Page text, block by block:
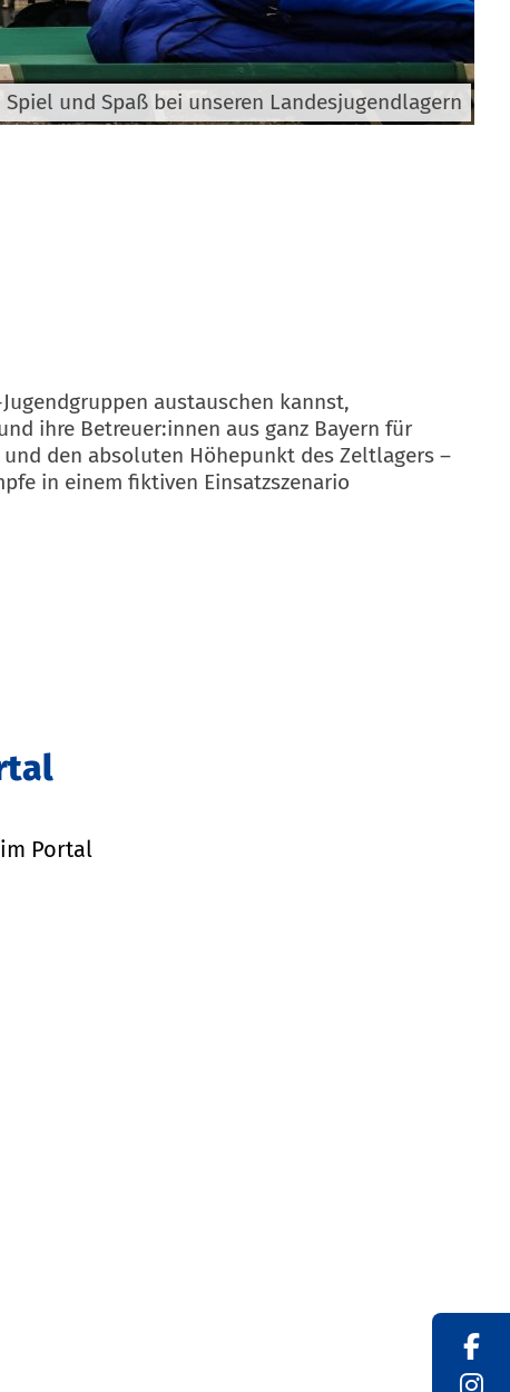
Spiel und Spaß bei unseren Landesjugendlagern
austauschen kannst,
ihre Betreuer:innen aus ganz Bayern für
den absoluten Höhepunkt des Zeltlagers –
in einem fiktiven Einsatzszenario
Portal